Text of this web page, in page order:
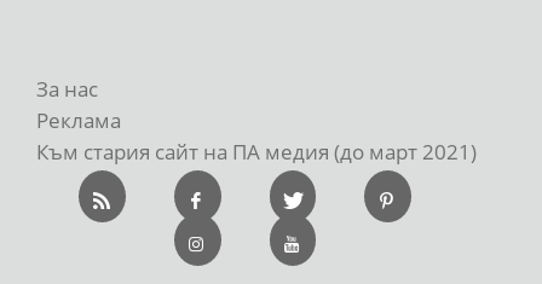
За нас
Реклама
Към стария сайт на ПА медия (до март 2021)